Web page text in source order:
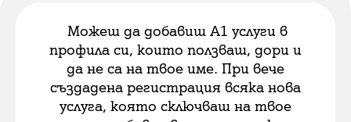
Можеш да добавиш А1 услуги в
профила си, които ползваш, дори и
да не са на твое име. При вече
създадена регистрация всяка нова
услуга, която сключваш на твое